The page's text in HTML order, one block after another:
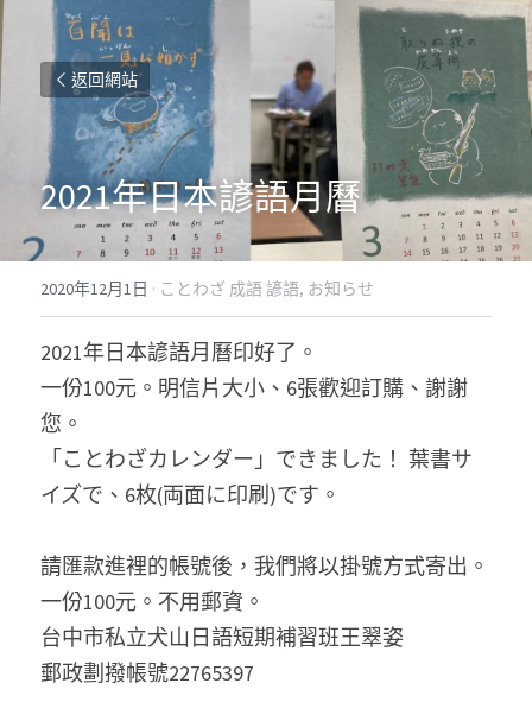
返回網站
2021年日本諺語月曆
2020年12月1日 · ことわざ 成語 諺語, お知らせ
2021年日本諺語月曆印好了。
一份100元。明信片大小、6張歡迎訂購、謝謝
您。
「ことわざカレンダー」できました！ 葉書サ
イズで、6枚(両面に印刷)です。
請匯款進裡的帳號後，我們將以掛號方式寄出。
一份100元。不用郵資。
台中市私立犬山日語短期補習班王翠姿
郵政劃撥帳號22765397